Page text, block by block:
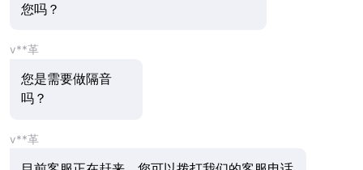
您吗？
v**革
您是需要做隔音
吗？
v**革